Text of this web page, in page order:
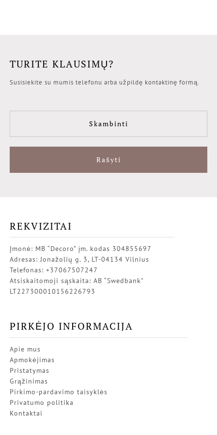
TURITE KLAUSIMŲ?
Susisiekite su mumis telefonu arba užpildę kontaktinę formą.
Skambinti
Rašyti
REKVIZITAI
Įmonė: MB “Decoro” įm. kodas 304855697
Adresas: Jonažolių g. 3, LT-04134 Vilnius
Telefonas: +37067507247
Atsiskaitomoji sąskaita: AB “Swedbank”
LT227300010156226793
PIRKĖJO INFORMACIJA
Apie mus
Apmokėjimas
Pristatymas
Grąžinimas
Pirkimo-pardavimo taisyklės
Privatumo politika
Kontaktai